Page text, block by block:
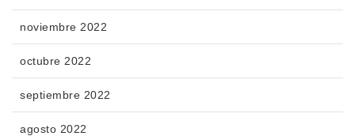
noviembre 2022
octubre 2022
septiembre 2022
agosto 2022